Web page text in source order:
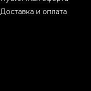
Доставка и оплата